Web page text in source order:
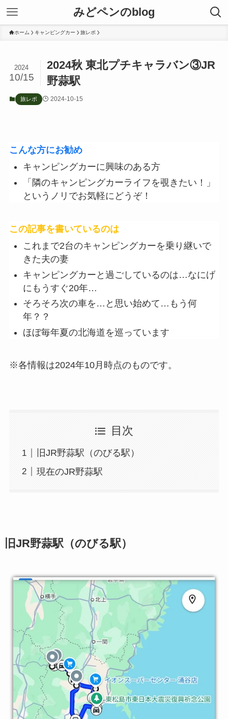
みどペンのblog
ホーム キャンピングカー 旅レポ
2024秋 東北プチキャラバン③JR
野蒜駅
2024
10/15
旅レポ 2024-10-15
こんな方にお勧め
キャンピングカーに興味のある方
「隣のキャンピングカーライフを覗きたい！」
というノリでお気軽にどうぞ！
この記事を書いているのは
これまで2台のキャンピングカーを乗り継いで
きた夫の妻
キャンピングカーと過ごしているのは…なにげ
にもうすぐ20年…
そろそろ次の車を…と思い始めて…もう何
年？？
ほぼ毎年夏の北海道を巡っています
※各情報は2024年10月時点のものです。
目次
旧JR野蒜駅（のびる駅）
現在のJR野蒜駅
旧JR野蒜駅（のびる駅）